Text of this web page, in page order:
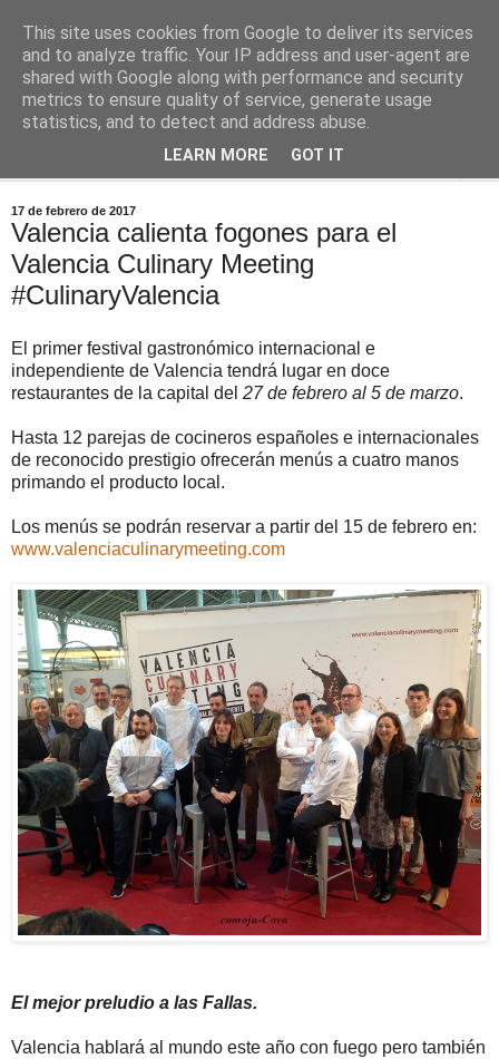
Comoju
La Cocina del Día a Día y el día a día de la Gastronomía
17 de febrero de 2017
Valencia calienta fogones para el
Valencia Culinary Meeting
#CulinaryValencia
El primer festival gastronómico internacional e
independiente de Valencia tendrá lugar en doce
restaurantes de la capital del 27 de febrero al 5 de marzo.
Hasta 12 parejas de cocineros españoles e internacionales
de reconocido prestigio ofrecerán menús a cuatro manos
primando el producto local.
Los menús se podrán reservar a partir del 15 de febrero en:
www.valenciaculinarymeeting.com
El mejor preludio a las Fallas.
Valencia hablará al mundo este año con fuego pero también
This site uses cookies from Google to deliver its services
and to analyze traffic. Your IP address and user-agent are
shared with Google along with performance and security
metrics to ensure quality of service, generate usage
statistics, and to detect and address abuse.
LEARN MORE GOT IT